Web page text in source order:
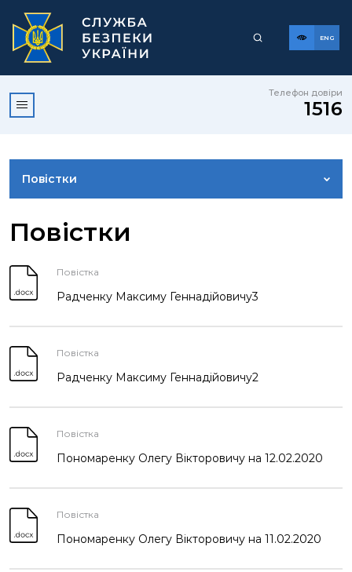
ENG
Телефон довіри
1516
Повістки
ЗВЕРНЕННЯ ГРОМАДЯН
ЗВІТИ
НОРМАТИВНО-ПРАВОВА БАЗА
ДЕМОКРАТИЧНИЙ КОНТРОЛЬ
Повістки
Повістка
Радченку Максиму Геннадійовичу3
Повістка
Радченку Максиму Геннадійовичу2
Повістка
Пономаренку Олегу Вікторовичу на 12.02.2020
Повістка
Пономаренку Олегу Вікторовичу на 11.02.2020